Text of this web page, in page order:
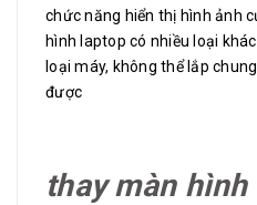
chức năng hiển thị hình ảnh
hình laptop có nhiều loại
loại máy, không thể lắp
được
thay màn